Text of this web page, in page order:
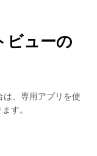
ビューの
は、専用アプリを使
す。